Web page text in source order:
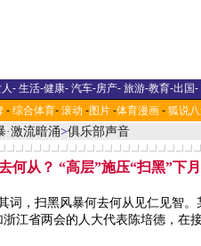
- 生活-健康- 汽车-房产- 旅游-教育-出国-
- 综合体育- 滚动 -图片 -体育漫画 - 狐说
·激流暗涌>俱乐部声音
何从？ “高层”施压“扫黑”下
，扫黑风暴何去何从见仁见智。
江省两会的人大代表陈培德，在